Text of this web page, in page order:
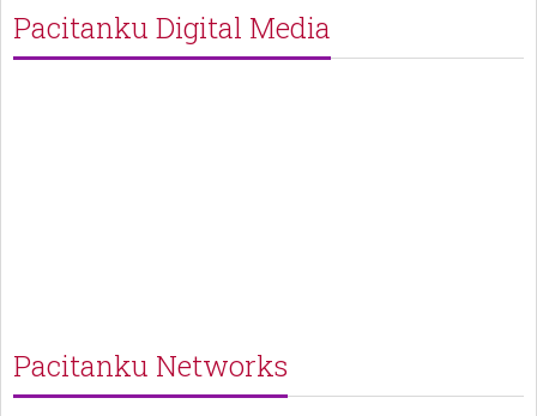
Pacitanku Digital Media
Pacitanku Networks